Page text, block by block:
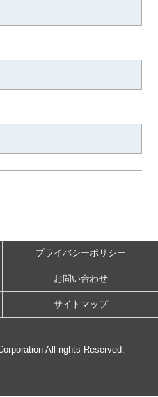
プライバシーポリシー
お問い合わせ
サイトマップ
All rights Reserved.